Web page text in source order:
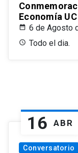
Economía UC
6 de Agosto
Todo el dia.
16 ABR
Conversatorio